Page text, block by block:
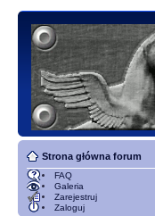
Strona główna forum
FAQ
Galeria
Zarejestruj
Zaloguj